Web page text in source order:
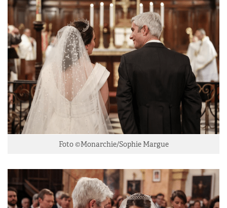
Foto ©Monarchie/Sophie Margue